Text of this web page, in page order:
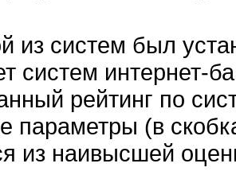
из систем был
систем интернет-
рейтинг по
параметры (в
из наивысшей